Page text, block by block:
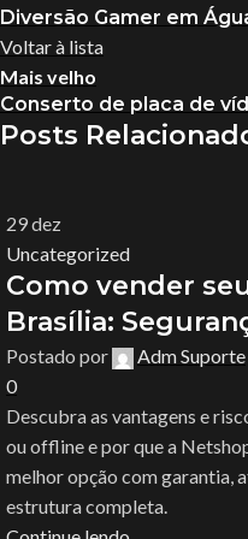
Diversão Gamer em
Voltar à lista
Mais velho
Conserto de placa de
Posts
29dez
Uncategorized
Como vender
Brasília:
Postado por
Adm Suporte
0
Descubra as vantagens e
ou offline e por que a
melhor opção com garantia,
estrutura completa.